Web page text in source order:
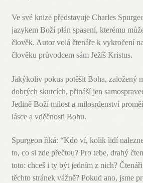
Ve své knize představuje Charles
jazykem Boží plán spasení, kterému
člověk. Autor volá čtenáře k vykročení
člověku průvodcem sám Ježíš Kristus.
Jakýkoliv pokus potěšit Boha, založený
dobrých skutcích, přináší jen
Jedině Boží milost a milosrdenství
lásce a vděčnosti Bohu.
Spurgeon říká: “Kdo ví, kolik lidí
to, co si zde přečtou? Pro tebe, drahý
toto: chceš i ty být jedním z nich?
těchto stránek vážně? Pokud ano, jsme